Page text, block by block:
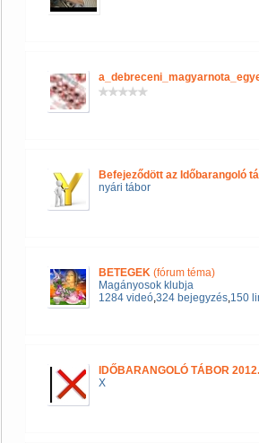
Befejeződött az Időbarangoló
nyári tábor
BETEGEK (fórum téma)
Magányosok klubja
1284 videó,324 bejegyzés,150
IDŐBARANGOLÓ TÁBOR 2012.
X